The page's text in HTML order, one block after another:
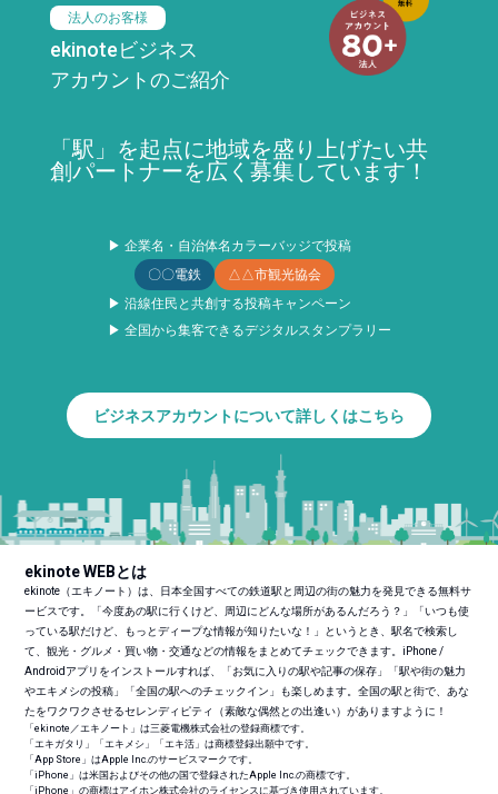
法人のお客様
ekinoteビジネス
アカウントのご紹介
「駅」を起点に地域を盛り上げたい共
創パートナーを広く募集しています！
▶ 企業名・自治体名カラーバッジで投稿
〇〇電鉄
△△市観光協会
▶ 沿線住民と共創する投稿キャンペーン
▶ 全国から集客できるデジタルスタンプラリー
ビジネスアカウントについて詳しくはこちら
ekinote WEBとは
ekinote（エキノート）は、日本全国すべての鉄道駅と周辺の街の魅力を発見できる無料サ
ービスです。「今度あの駅に行くけど、周辺にどんな場所があるんだろう？」「いつも使
っている駅だけど、もっとディープな情報が知りたいな！」というとき、駅名で検索し
て、観光・グルメ・買い物・交通などの情報をまとめてチェックできます。iPhone /
Androidアプリをインストールすれば、「お気に入りの駅や記事の保存」「駅や街の魅力
やエキメシの投稿」「全国の駅へのチェックイン」も楽しめます。全国の駅と街で、あな
たをワクワクさせるセレンディピティ（素敵な偶然との出逢い）がありますように！
「ekinote／エキノート」は三菱電機株式会社の登録商標です。
「エキガタリ」「エキメシ」「エキ活」は商標登録出願中です。
「App Store」はApple Inc.のサービスマークです。
「iPhone」は米国およびその他の国で登録されたApple Inc.の商標です。
「iPhone」の商標はアイホン株式会社のライセンスに基づき使用されています。